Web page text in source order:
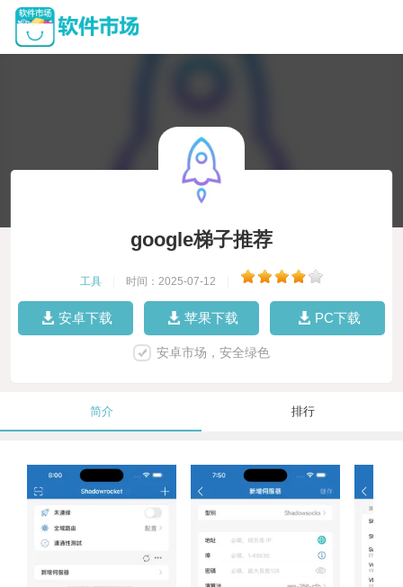
google梯子推荐
工具 时间：2025-07-12
安卓下载 苹果下载 PC下载
安卓市场，安全绿色
简介 排行